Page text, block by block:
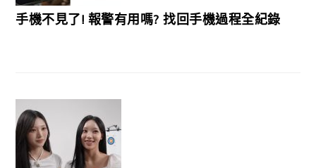
手機不見了! 報警有用嗎? 找回手機過程全紀錄